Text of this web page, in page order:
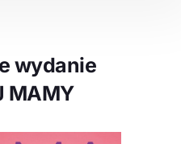
wydanie
MAMY